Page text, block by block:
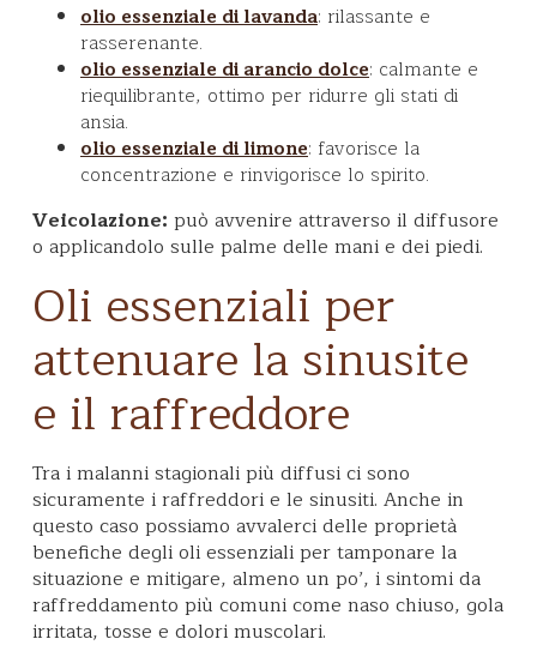
olio essenziale di lavanda: rilassante e
rasserenante.
olio essenziale di arancio dolce: calmante e
riequilibrante, ottimo per ridurre gli stati di
ansia.
olio essenziale di limone: favorisce la
concentrazione e rinvigorisce lo spirito.
Veicolazione: può avvenire attraverso il diffusore
o applicandolo sulle palme delle mani e dei piedi.
Oli essenziali per
attenuare la sinusite
e il raffreddore
Tra i malanni stagionali più diffusi ci sono
sicuramente i raffreddori e le sinusiti. Anche in
questo caso possiamo avvalerci delle proprietà
benefiche degli oli essenziali per tamponare la
situazione e mitigare, almeno un po’, i sintomi da
raffreddamento più comuni come naso chiuso, gola
irritata, tosse e dolori muscolari.